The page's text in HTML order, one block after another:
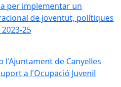
per implementar un
de joventut, polítiques
25
l'Ajuntament de Canyelles
a l'Ocupació Juvenil